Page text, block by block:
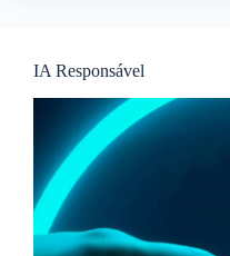
IA Responsável